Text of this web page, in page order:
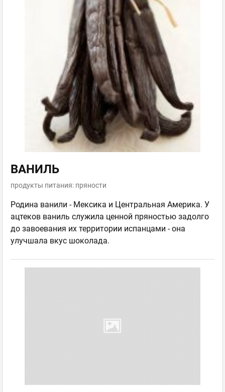
ВАНИЛЬ
продукты питания: пряности
Родина ванили - Мексика и Центральная Америка. У
ацтеков ваниль служила ценной пряностью задолго
до завоевания их территории испанцами - она
улучшала вкус шоколада.